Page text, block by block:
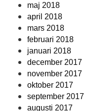
maj 2018
april 2018
mars 2018
februari 2018
januari 2018
december 2017
november 2017
oktober 2017
september 2017
augusti 2017